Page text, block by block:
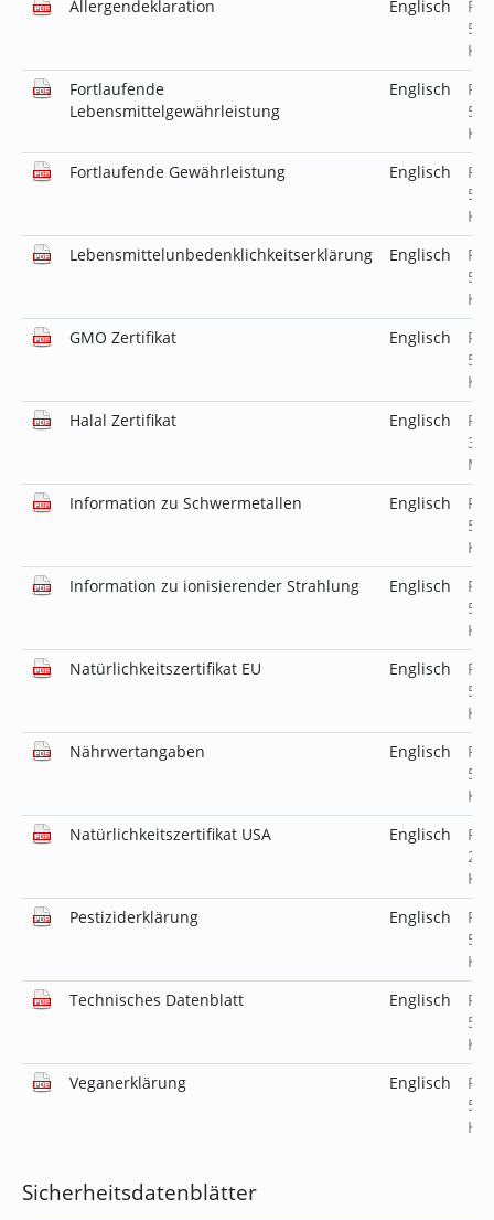
Allergendeklaration
Englisch
PDF
KB
Fortlaufende
Lebensmittelgewährleistung
Englisch
PDF
KB
Fortlaufende Gewährleistung
Englisch
PDF
KB
Lebensmittelunbedenklichkeitserklärung
Englisch
PDF
KB
GMO Zertifikat
Englisch
PDF
KB
Halal Zertifikat
Englisch
PDF
MB
Information zu Schwermetallen
Englisch
PDF
KB
Information zu ionisierender Strahlung
Englisch
PDF
KB
Natürlichkeitszertifikat EU
Englisch
PDF
KB
Nährwertangaben
Englisch
PDF
KB
Natürlichkeitszertifikat USA
Englisch
PDF
KB
Pestiziderklärung
Englisch
PDF
KB
Technisches Datenblatt
Englisch
PDF
KB
Veganerklärung
Englisch
PDF
KB
Sicherheitsdatenblätter